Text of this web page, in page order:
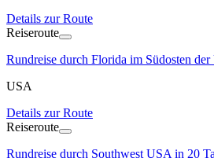
Details zur Route
Reiseroute
Rundreise durch Florida im Südosten
USA
Details zur Route
Reiseroute
Rundreise durch Southwest USA in 20